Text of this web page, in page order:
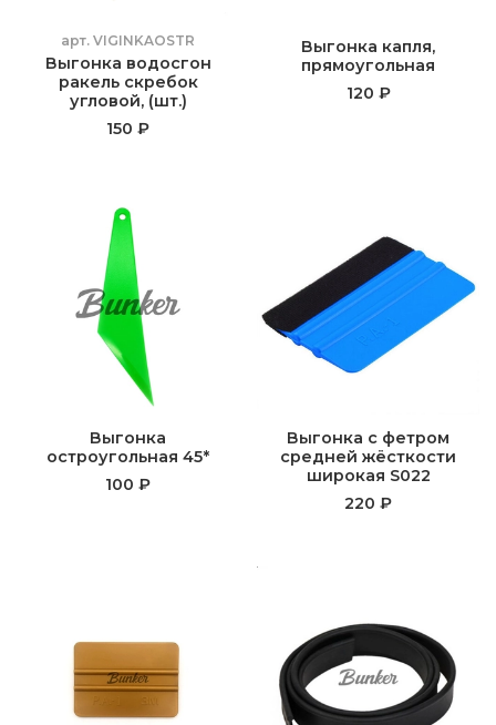
арт. VIGINKAOSTR
Выгонка водосгон
ракель скребок
угловой, (шт.)
150 ₽
Выгонка капля,
прямоугольная
120 ₽
Выгонка
остроугольная 45*
100 ₽
Выгонка с фетром
средней жёсткости
широкая S022
220 ₽